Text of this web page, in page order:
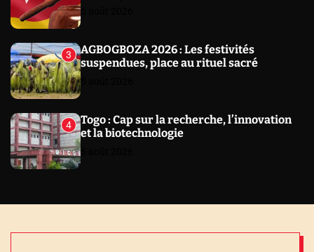
3
AGBOGBOZA 2026 : Les festivités
suspendues, place au rituel sacré
4
Togo : Cap sur la recherche, l’innovation
et la biotechnologie